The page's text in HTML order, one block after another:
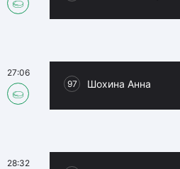
97 Шохина Анна
27:06
28:32